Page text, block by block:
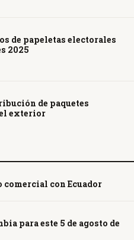
de papeletas electorales
2025
de paquetes
exterior
comercial con Ecuador
para este 5 de agosto de